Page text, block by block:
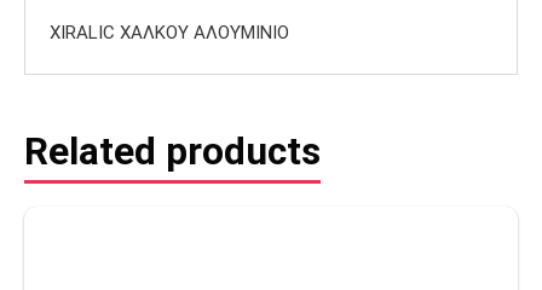
XIRALIC ΧΑΛΚΟΥ ΑΛΟΥΜΙΝΙΟ
Related products